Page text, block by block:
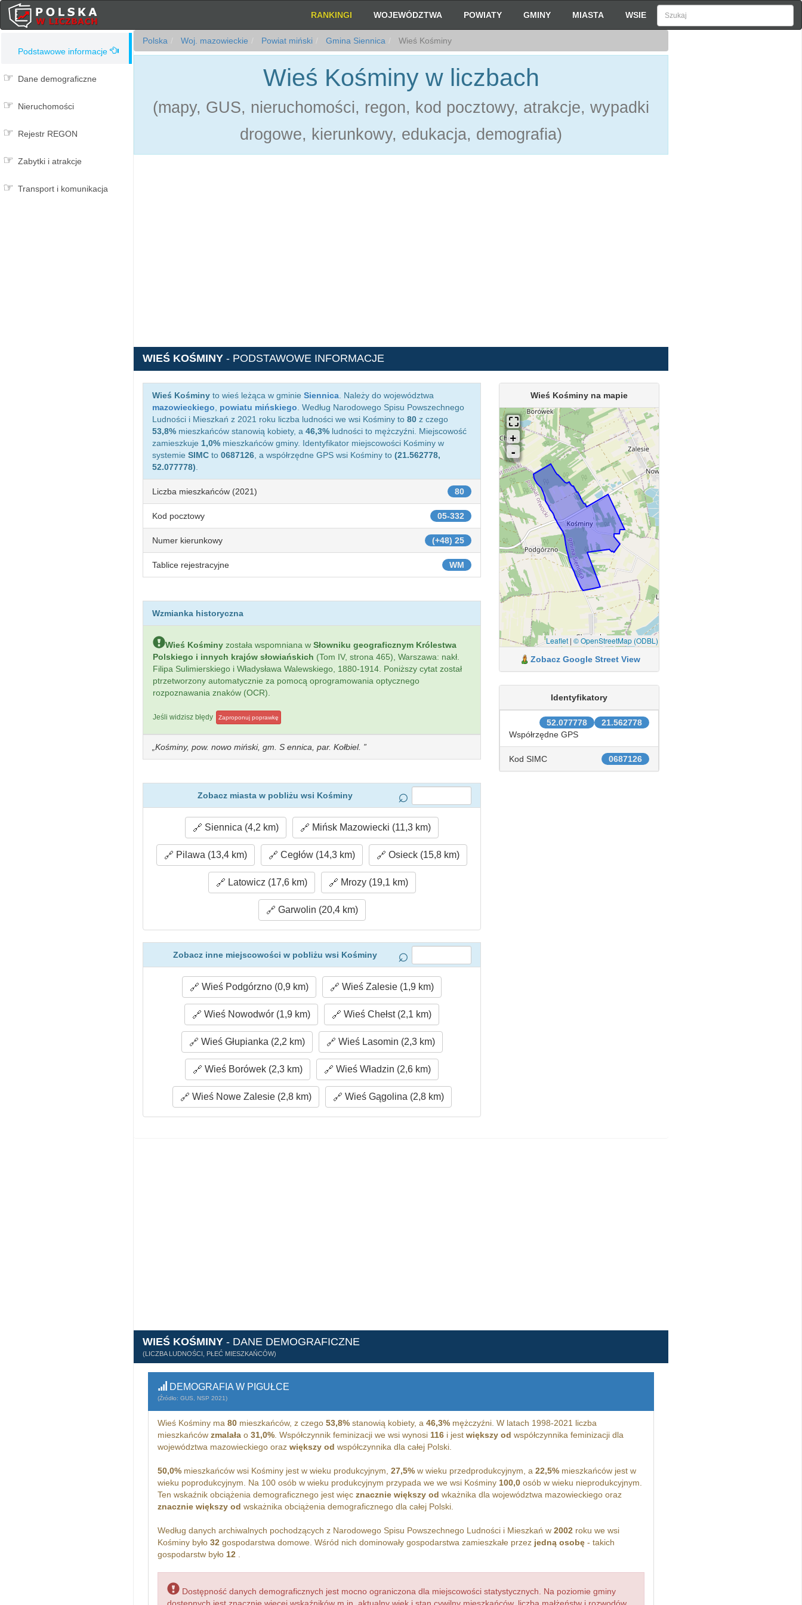
RANKINGI WOJEWÓDZTWA POWIATY GMINY MIASTA WSIE
Podstawowe informacje
Dane demograficzne
Nieruchomości
Rejestr REGON
Zabytki i atrakcje
Transport i komunikacja
Polska Woj. mazowieckie Powiat miński Gmina Siennica Wieś Kośminy
Wieś Kośminy w liczbach
(mapy, GUS, nieruchomości, regon, kod pocztowy, atrakcje, wypadki
drogowe, kierunkowy, edukacja, demografia)
WIEŚ KOŚMINY - PODSTAWOWE INFORMACJE
Wieś Kośminy to wieś leżąca w gminie Siennica . Należy do województwa
mazowieckiego
powiatu mińskiego . Według Narodowego Spisu Powszechnego
Ludności i Mieszkań z 2021 roku liczba ludności we wsi Kośminy to 80 z czego
53,8% mieszkańców stanowią kobiety, a 46,3% ludności to mężczyźni. Miejscowość
zamieszkuje 1,0% mieszkańców gminy. Identyfikator miejscowości Kośminy w
systemie SIMC to 0687126 , a współrzędne GPS wsi Kośminy to (21.562778,
52.077778)
80
Liczba mieszkańców (2021)
05-332
Kod pocztowy
(+48) 25
Numer kierunkowy
WM
Tablice rejestracyjne
Wzmianka historyczna
Wieś Kośminy została wspomniana w Słowniku geograficznym Królestwa
Polskiego i innych krajów słowiańskich (Tom IV, strona 465), Warszawa: nakł.
Filipa Sulimierskiego i Władysława Walewskiego, 1880-1914. Poniższy cytat został
ptrzetworzony automatycznie za pomocą oprogramowania optycznego
rozpoznawania znaków (OCR).
Jeśli widzisz błędy Zaproponuj poprawkę
Kośminy, pow. nowo miński, gm. S ennica, par. Kołbiel.
Zobacz miasta w pobliżu wsi Kośminy
Siennica (4,2 km) Mińsk Mazowiecki (11,3 km)
Pilawa (13,4 km) Cegłów (14,3 km) Osieck (15,8 km)
Latowicz (17,6 km) Mrozy (19,1 km)
Garwolin (20,4 km)
Zobacz inne miejscowości w pobliżu wsi Kośminy
Wieś Podgórzno (0,9 km) Wieś Zalesie (1,9 km)
Wieś Nowodwór (1,9 km) Wieś Chełst (2,1 km)
Wieś Głupianka (2,2 km) Wieś Lasomin (2,3 km)
Wieś Borówek (2,3 km) Wieś Władzin (2,6 km)
Wieś Nowe Zalesie (2,8 km) Wieś Gągolina (2,8 km)
Wieś Kośminy na mapie
Leaflet| © OpenStreetMap (ODBL)
Zobacz Google Street View
Identyfikatory
21.562778
52.077778
Współrzędne GPS
0687126
Kod SIMC
WIEŚ KOŚMINY - DANE DEMOGRAFICZNE
(LICZBA LUDNOŚCI, PŁEĆ MIESZKAŃCÓW)
DEMOGRAFIA W PIGUŁCE
(Źródło: GUS, NSP 2021)
Wieś Kośminy ma 80mieszkańców, z czego 53,8%stanowią kobiety, a 46,3%mężczyźni. W latach 1998-2021 liczba
mieszkańców zmalałao 31,0%. Współczynnik feminizacji we wsi wynosi 116i jest większy od współczynnika feminizacji dla
województwa mazowieckiego oraz większy od współczynnika dla całej Polski.
50,0%mieszkańców wsi Kośminy jest w wieku produkcyjnym, 27,5%w wieku przedprodukcyjnym, a 22,5%mieszkańców jest w
wieku poprodukcyjnym. Na 100 osób w wieku produkcyjnym przypada we we wsi Kośminy 100,0osób w wieku nieprodukcyjnym.
Ten wskaźnik obciążenia demograficznego jest więc znacznie większy od wkażnika dla województwa mazowieckiego oraz
znacznie większy od wskażnika obciążenia demograficznego dla całej Polski.
Według danych archiwalnych pochodzących z Narodowego Spisu Powszechnego Ludności i Mieszkań w 2002roku we wsi
Kośminy było 32gospodarstwa domowe. Wśród nich dominowały gospodarstwa zamieszkałe przez jedną osobę- takich
gospodarstw było 12.
Dostępność danych demograficznych jest mocno ograniczona dla miejscowości statystycznych. Na poziomie gminy